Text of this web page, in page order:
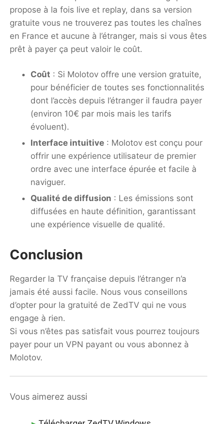
propose à la fois live et replay, dans sa version
gratuite vous ne trouverez pas toutes les chaînes
en France et aucune à l’étranger, mais si vous êtes
prêt à payer ça peut valoir le coût.
Coût : Si Molotov offre une version gratuite,
pour bénéficier de toutes ses fonctionnalités
dont l’accès depuis l’étranger il faudra payer
(environ 10€ par mois mais les tarifs
évoluent).
Interface intuitive: Molotov est conçu pour
offrir une expérience utilisateur de premier
ordre avec une interface épurée et facile à
naviguer.
Qualité de diffusion : Les émissions sont
diffusées en haute définition, garantissant
une expérience visuelle de qualité.
Conclusion
Regarder la TV française depuis l’étranger n’a
jamais été aussi facile. Nous vous conseillons
d’opter pour la gratuité de ZedTV qui ne vous
engage à rien.
Si vous n’êtes pas satisfait vous pourrez toujours
payer pour un VPN payant ou vous abonnez à
Molotov.
Vous aimerez aussi